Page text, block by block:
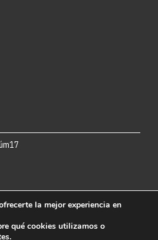
la mejor experiencia en
qué cookies utilizamos o
.